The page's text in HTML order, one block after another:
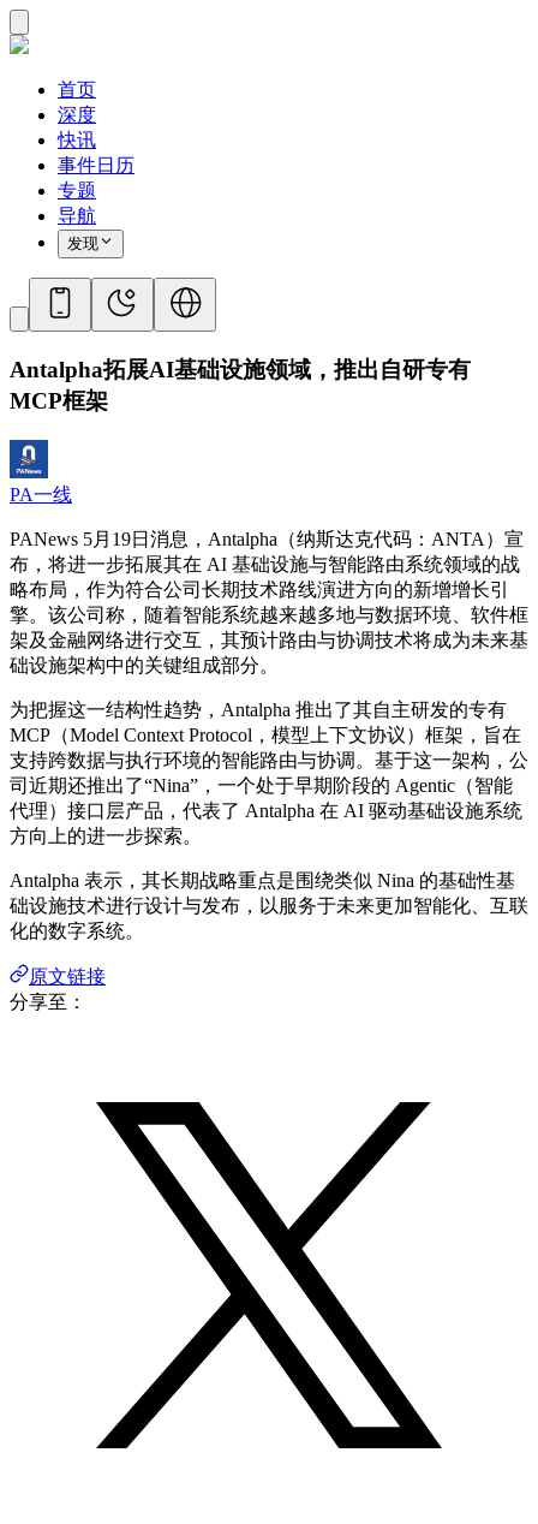
首页
深度
快讯
事件日历
专题
导航
发现
Antalpha拓展AI基础设施领域，推出自研专有
MCP框架
PA一线
PANews 5月19日消息，Antalpha（纳斯达克代码：ANTA）宣
布，将进一步拓展其在 AI 基础设施与智能路由系统领域的战
略布局，作为符合公司长期技术路线演进方向的新增增长引
擎。该公司称，随着智能系统越来越多地与数据环境、软件框
架及金融网络进行交互，其预计路由与协调技术将成为未来基
础设施架构中的关键组成部分。
为把握这一结构性趋势，Antalpha 推出了其自主研发的专有
MCP（Model Context Protocol，模型上下文协议）框架，旨在
支持跨数据与执行环境的智能路由与协调。基于这一架构，公
司近期还推出了“Nina”，一个处于早期阶段的 Agentic（智能
代理）接口层产品，代表了 Antalpha 在 AI 驱动基础设施系统
方向上的进一步探索。
Antalpha 表示，其长期战略重点是围绕类似 Nina 的基础性基
础设施技术进行设计与发布，以服务于未来更加智能化、互联
化的数字系统。
原文链接
分享至：